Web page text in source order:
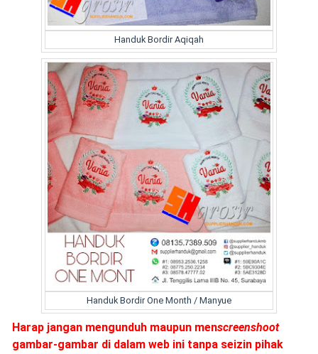
Handuk Bordir Aqiqah
Handuk Bordir One Month / Manyue
Harap jangan mengunduh maupun menscreenshoot
gambar-gambar di dalam web ini tanpa seizin pihak